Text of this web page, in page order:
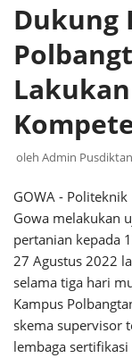
Dukung
oleh Admin Pusdiktan
GOWA -
Gowa melakukan
pertanian kepada
27 Agustus 2022
selama tiga hari
Kampus
skema supervisor
lembaga